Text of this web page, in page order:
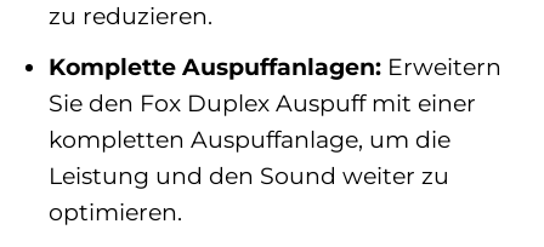
zu reduzieren.
Komplette Auspuffanlagen:Erweitern
Sie den Fox Duplex Auspuff mit einer
kompletten Auspuffanlage, um die
Leistung und den Sound weiter zu
optimieren.